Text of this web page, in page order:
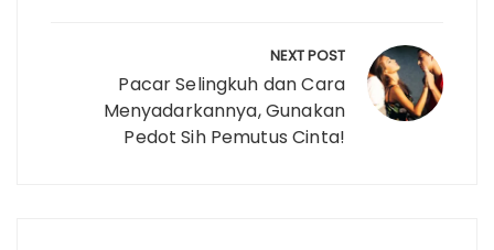
NEXT POST
Pacar Selingkuh dan Cara
Menyadarkannya, Gunakan
Pedot Sih Pemutus Cinta!